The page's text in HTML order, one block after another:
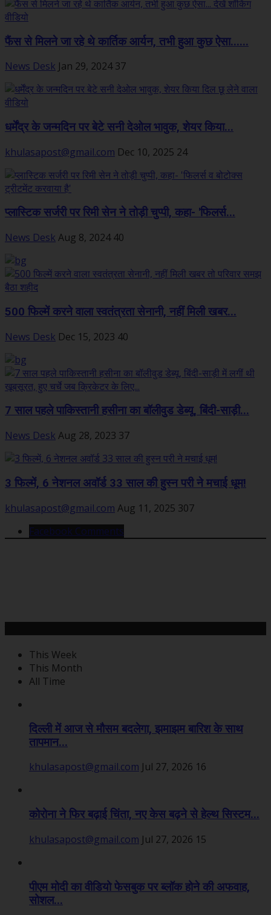
फैंस से मिलने जा रहे थे कार्तिक आर्यन, तभी हुआ कुछ ऐसा......
News Desk Jan 29, 2024 37
धर्मेंद्र के जन्मदिन पर बेटे सनी देओल भावुक, शेयर किया...
khulasapost@gmail.com Dec 10, 2025 24
प्लास्टिक सर्जरी पर रिमी सेन ने तोड़ी चुप्पी, कहा- 'फिलर्स...
News Desk Aug 8, 2024 40
500 फिल्में करने वाला स्वतंत्रता सेनानी, नहीं मिली खबर...
News Desk Dec 15, 2023 40
7 साल पहले पाकिस्तानी हसीना का बॉलीवुड डेब्यू, बिंदी-साड़ी...
News Desk Aug 28, 2023 37
3 फिल्में, 6 नेशनल अवॉर्ड 33 साल की हुस्न परी ने मचाई धूम!
khulasapost@gmail.com Aug 11, 2025 307
Facebook Comments
This Week
This Month
All Time
दिल्ली में आज से मौसम बदलेगा, झमाझम बारिश के साथ
तापमान...
khulasapost@gmail.com Jul 27, 2026 16
कोरोना ने फिर बढ़ाई चिंता, नए केस बढ़ने से हेल्थ सिस्टम...
khulasapost@gmail.com Jul 27, 2026 15
पीएम मोदी का वीडियो फेसबुक पर ब्लॉक होने की अफवाह,
सोशल...